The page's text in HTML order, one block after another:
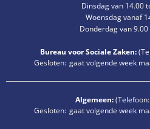
Dinsdag van 14.00
Woensdag vanaf
Donderdag van
Bureau voor Sociale Zaken:
Klik om extra openings- of
Gesloten: gaat volgende week
Algemeen:(Telefoon:
Klik om extra openings- of
Gesloten: gaat volgende week